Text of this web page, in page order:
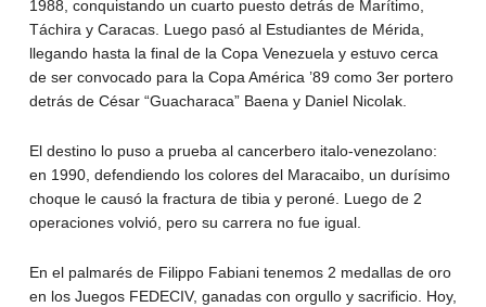
1988, conquistando un cuarto puesto detrás de Marítimo,
Táchira y Caracas. Luego pasó al Estudiantes de Mérida,
llegando hasta la final de la Copa Venezuela y estuvo cerca
de ser convocado para la Copa América ’89 como 3er portero
detrás de César “Guacharaca” Baena y Daniel Nicolak.
El destino lo puso a prueba al cancerbero italo-venezolano:
en 1990, defendiendo los colores del Maracaibo, un durísimo
choque le causó la fractura de tibia y peroné. Luego de 2
operaciones volvió, pero su carrera no fue igual.
En el palmarés de Filippo Fabiani tenemos 2 medallas de oro
en los Juegos FEDECIV, ganadas con orgullo y sacrificio. Hoy,